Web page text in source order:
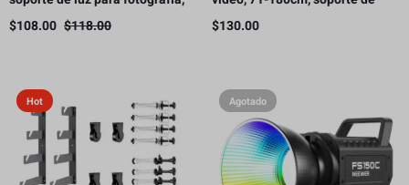
3.3 m, 10 kg de carga（Este
producto está sujeto a gastos
$118.00
$108.00
carga 11kg.
$130.00
Hot Agotado